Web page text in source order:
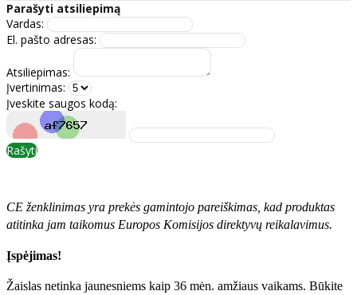
Parašyti atsiliepimą
Vardas:
El. pašto adresas:
Atsiliepimas:
Įvertinimas:
Įveskite saugos kodą:
Rašyti
CE ženklinimas yra prekės gamintojo pareiškimas, kad produktas
atitinka jam taikomus Europos Komisijos direktyvų reikalavimus.
Įspėjimas!
Žaislas netinka jaunesniems kaip 36 mėn. amžiaus vaikams. Būkite